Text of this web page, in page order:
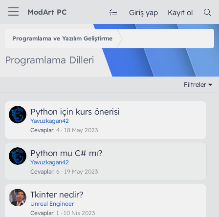
ModArt PC Giriş yap Kayıt ol
Programlama ve Yazılım Geliştirme
Programlama Dilleri
Filtreler
Python için kurs önerisi
Yavuzkagan42
Cevaplar 4 18 May 2023
Python mu C# mı?
Yavuzkagan42
Cevaplar 6 19 May 2023
Tkinter nedir?
Unreal Engineer
Cevaplar 1 10 Nis 2023